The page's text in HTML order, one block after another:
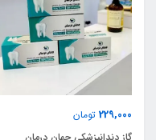
229,000 تومان